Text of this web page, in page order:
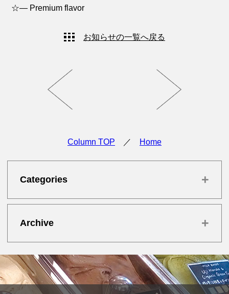
☆— Premium flavor
お知らせの一覧へ戻る
Column TOP ／ Home
Categories +
Archive +